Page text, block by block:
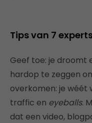
Tips van 7
Geef toe: je droomt
hardop te zeggen
overkomen: je wéét
traffic en eyeballs.
dat een video,